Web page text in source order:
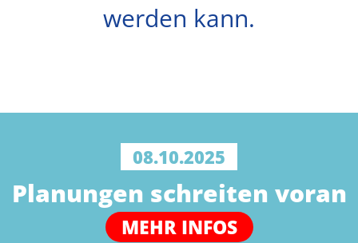
werden kann.
08.10.2025
Planungen schreiten voran
MEHR INFOS